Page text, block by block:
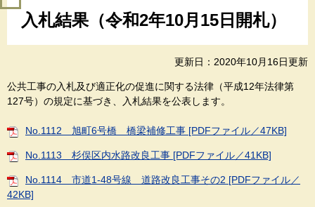
入札結果（令和2年10月15日開札）
更新日：2020年10月16日更新
公共工事の入札及び適正化の促進に関する法律（平成12年法律第
127号）の規定に基づき、入札結果を公表します。
No.1112 旭町6号橋 橋梁補修工事 [PDFファイル／47KB]
No.1113 杉俣区内水路改良工事 [PDFファイル／41KB]
No.1114 市道1-48号線 道路改良工事その2 [PDFファイル／
42KB]